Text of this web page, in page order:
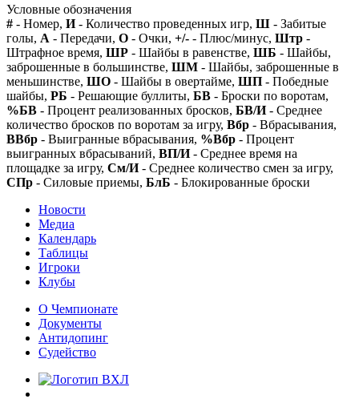
Условные обозначения
# - Номер, И- Количество проведенных игр, Ш - Забитые
голы, А - Передачи, О - Очки, +/- - Плюс/минус, Штр -
Штрафное время, ШР - Шайбы в равенстве, ШБ - Шайбы,
заброшенные в большинстве, ШМ - Шайбы, заброшенные в
меньшинстве, ШО - Шайбы в овертайме, ШП - Победные
шайбы, РБ - Решающие буллиты, БВ - Броски по воротам,
%БВ - Процент реализованных бросков, БВ/И- Среднее
количество бросков по воротам за игру, Вбр - Вбрасывания,
ВВбр - Выигранные вбрасывания, %Вбр - Процент
выигранных вбрасываний, ВП/И- Среднее время на
площадке за игру, См/И- Среднее количество смен за игру,
СПр - Силовые приемы, БлБ - Блокированные броски
Новости
Медиа
Календарь
Таблицы
Игроки
Клубы
О Чемпионате
Документы
Антидопинг
Судейство